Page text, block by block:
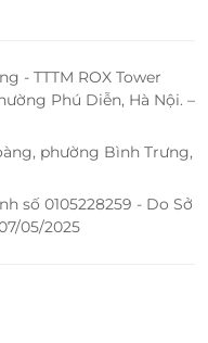
tử, xác nhận và sử
hồi thật từ khách
lịch, chọn spa,đặt
thể đúng cách.
- TTTM ROX Tower
Phú Diễn, Hà Nội. –
phường Bình Trưng,
số 0105228259 - Do Sở
05/2025